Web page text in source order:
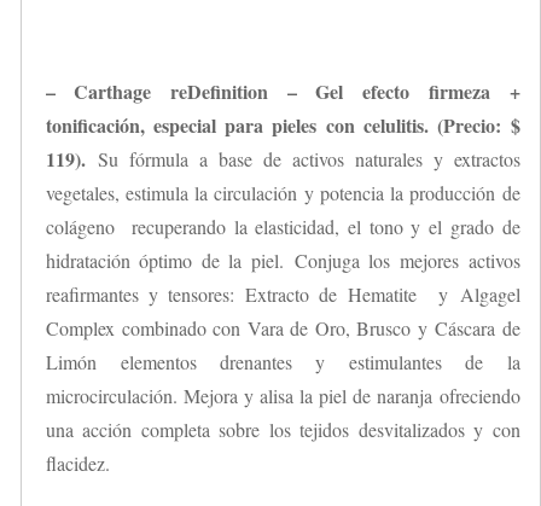
– Carthage reDefinition – Gel efecto firmeza +
tonificación, especial para pieles con celulitis. (Precio: $
119). Su fórmula a base de activos naturales y extractos
vegetales, estimula la circulación y potencia la producción de
colágeno recuperando la elasticidad, el tono y el grado de
hidratación óptimo de la piel. Conjuga los mejores activos
reafirmantes y tensores: Extracto de Hematite y Algagel
Complex combinado con Vara de Oro, Brusco y Cáscara de
Limón elementos drenantes y estimulantes de la
microcirculación. Mejora y alisa la piel de naranja ofreciendo
una acción completa sobre los tejidos desvitalizados y con
flacidez.